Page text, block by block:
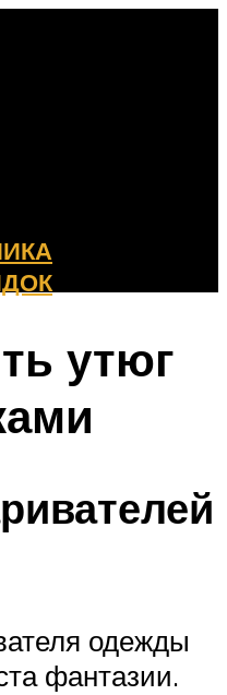
утюг
одежды
фантазии.